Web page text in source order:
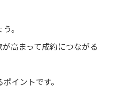
。
高まって成約につながる
イントです。